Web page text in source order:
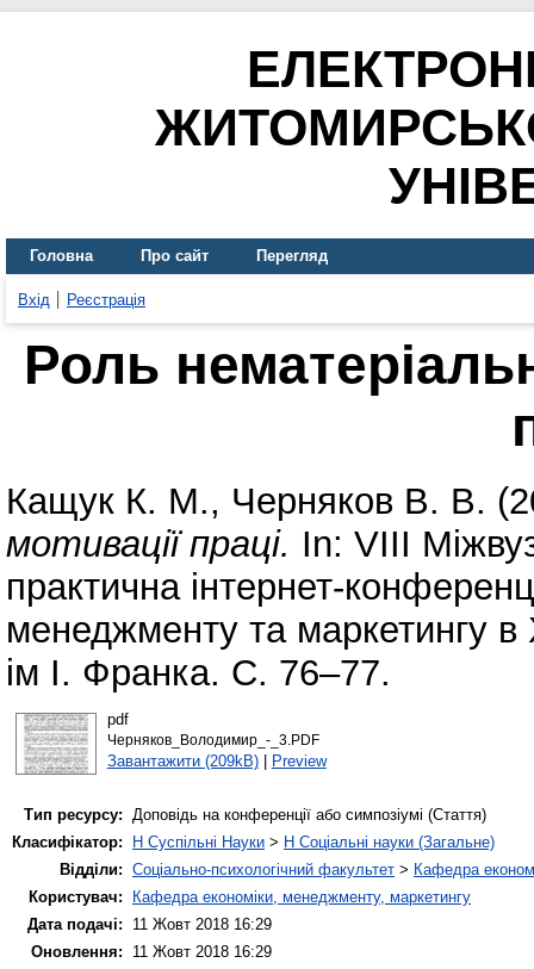
Головна Про сайт Перегляд
Вхід Реєстрація
Роль
Кащук К. М., Черняков В. В.
мотивації праці. In: VIІІ
практична інтернет-
менеджменту та маркетингу
ім І. Франка. С. 76–77.
pdf
Черняков_Володимир_-_3.PDF
Завантажити (209kB)| Preview
Тип ресурсу: Доповідь на конференції або симпозіумі (Стаття)
Класифікатор:
H Суспільні Науки > H Соціальні науки (Загальне)
Відділи: Соціально-психологічний факультет > Кафедра
Користувач:
Кафедра економіки, менеджменту, маркетингу
Дата подачі:
11 Жовт 2018 16:29
Оновлення:
11 Жовт 2018 16:29